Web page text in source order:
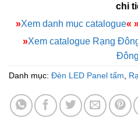
chi
»Xem danh mục catalogue«
»Xem catalogue Rạng
Đông
Danh mục: Đèn LED Panel tấm,